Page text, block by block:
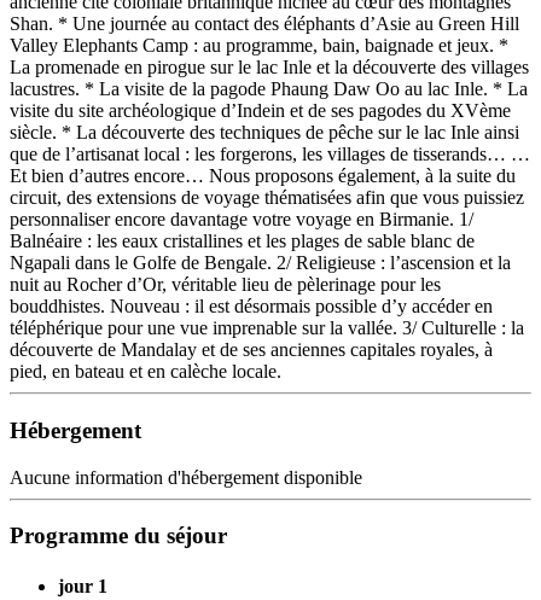
Shan. * Une journée au contact des éléphants d’Asie au Green Hill
Valley Elephants Camp : au programme, bain, baignade et jeux. *
La promenade en pirogue sur le lac Inle et la découverte des villages
lacustres. * La visite de la pagode Phaung Daw Oo au lac Inle. * La
visite du site archéologique d’Indein et de ses pagodes du XVème
siècle. * La découverte des techniques de pêche sur le lac Inle ainsi
que de l’artisanat local : les forgerons, les villages de tisserands… …
Et bien d’autres encore… Nous proposons également, à la suite du
circuit, des extensions de voyage thématisées afin que vous puissiez
personnaliser encore davantage votre voyage en Birmanie. 1/
Balnéaire : les eaux cristallines et les plages de sable blanc de
Ngapali dans le Golfe de Bengale. 2/ Religieuse : l’ascension et la
nuit au Rocher d’Or, véritable lieu de pèlerinage pour les
bouddhistes. Nouveau : il est désormais possible d’y accéder en
téléphérique pour une vue imprenable sur la vallée. 3/ Culturelle : la
découverte de Mandalay et de ses anciennes capitales royales, à
pied, en bateau et en calèche locale.
Hébergement
Aucune information d'hébergement disponible
Programme du séjour
jour 1